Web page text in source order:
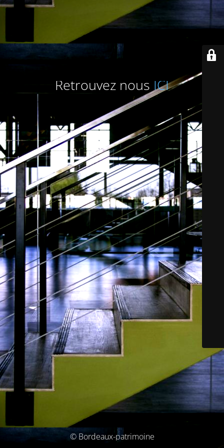
Retrouvez nous ICI
© Bordeaux-patrimoine